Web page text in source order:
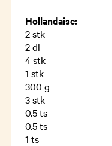
Hollandaise:
2stk
2dl
4stk
1 stk
300 g
3stk
0.5ts
0.5ts
1 ts